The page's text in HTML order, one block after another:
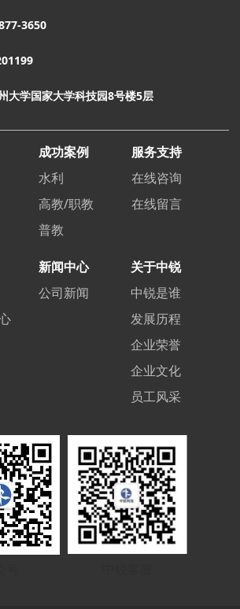
3650
大学国家大学科技园8号楼5层
成功案例
水利
高教/职教
普教
服务支持
在线咨询
在线留言
新闻中心
公司新闻
关于中锐
中锐是谁
发展历程
企业荣誉
企业文化
员工风采